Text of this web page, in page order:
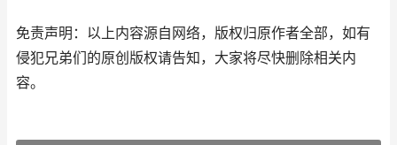
免责声明：以上内容源自网络，版权归原作者全部，如有
侵犯兄弟们的原创版权请告知，大家将尽快删除相关内
容。